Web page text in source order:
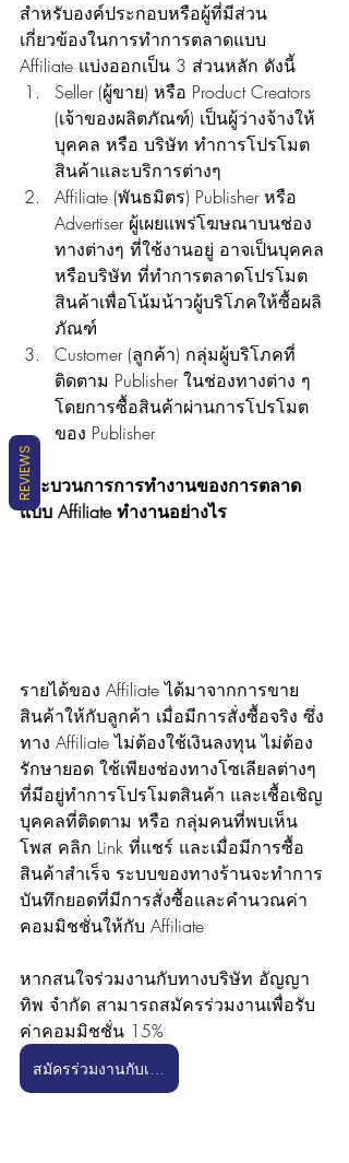
สำหรับองค์ประกอบหรือผู้ที่มีส่วน
เกี่ยวข้องในการทำการตลาดแบบ
Affiliate แบ่งออกเป็น 3 ส่วนหลัก ดังนี้
Seller (ผู้ขาย) หรือ Product Creators
(เจ้าของผลิตภัณฑ์) เป็นผู้ว่างจ้างให้
บุคคล หรือ บริษัท ทำการโปรโมต
สินค้าและบริการต่างๆ
Affiliate (พันธมิตร) Publisher หรือ
Advertiser ผู้เผยแพร่โฆษณาบนช่อง
ทางต่างๆ ที่ใช้งานอยู่ อาจเป็นบุคคล
หรือบริษัท ที่ทำการตลาดโปรโมต
สินค้าเพื่อโน้มน้าวผู้บริโภคให้ซื้อผลิ
ภัณฑ์
Customer (ลูกค้า) กลุ่มผู้บริโภคที่
ติดตาม Publisher ในช่องทางต่าง ๆ
โดยการซื้อสินค้าผ่านการโปรโมต
ของ Publisher
กระบวนการการทำงานของการตลาด
แบบ Affiliate ทำงานอย่างไร
รายได้ของ Affiliate ได้มาจากการขาย
สินค้าให้กับลูกค้า เมื่อมีการสั่งซื้อจริง ซึ่ง
ทาง Affiliate ไม่ต้องใช้เงินลงทุน ไม่ต้อง
รักษายอด ใช้เพียงช่องทางโซเลียลต่างๆ
ที่มีอยู่ทำการโปรโมตสินค้า และเชื้อเชิญ
บุคคลที่ติดตาม หรือ กลุ่มคนที่พบเห็น
โพส คลิก Link ที่แชร์ และเมื่อมีการซื้อ
สินค้าสำเร็จ ระบบของทางร้านจะทำการ
บันทึกยอดที่มีการสั่งซื้อและคำนวณค่า
คอมมิชชั่นให้กับ Affiliate
หากสนใจร่วมงานกับทางบริษัท อัญญา
ทิพ จำกัด สามารถสมัครร่วมงานเพื่อรับ
ค่าคอมมิชชั่น 15%
สมัครร่วมงานกับเรา
REVIEWS